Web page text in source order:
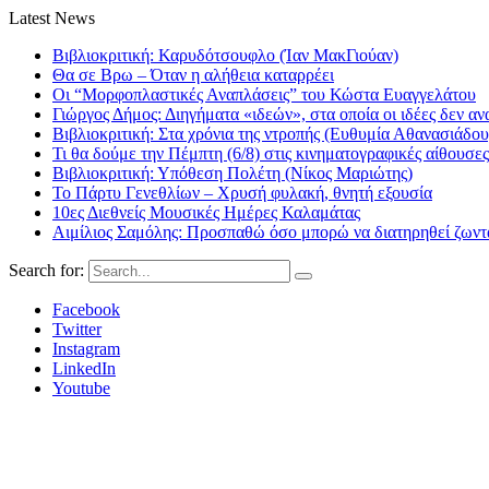
Latest News
Βιβλιοκριτική: Καρυδότσουφλο (Ίαν ΜακΓιούαν)
Θα σε Βρω – Όταν η αλήθεια καταρρέει
Οι “Μορφοπλαστικές Αναπλάσεις” του Κώστα Ευαγγελάτου
Γιώργος Δήμος: Διηγήματα «ιδεών», στα οποία οι ιδέες δεν
Βιβλιοκριτική: Στα χρόνια της ντροπής (Ευθυμία
Τι θα δούμε την Πέμπτη (6/8) στις κινηματογραφικές αίθουσες
Βιβλιοκριτική: Υπόθεση Πολέτη (Νίκος Μαριώτης)
Το Πάρτυ Γενεθλίων – Χρυσή φυλακή, θνητή εξουσία
10ες Διεθνείς Μουσικές Ημέρες Καλαμάτας
Αιμίλιος Σαμόλης: Προσπαθώ όσο μπορώ να διατηρηθεί
Search for:
Facebook
Twitter
Instagram
LinkedIn
Youtube